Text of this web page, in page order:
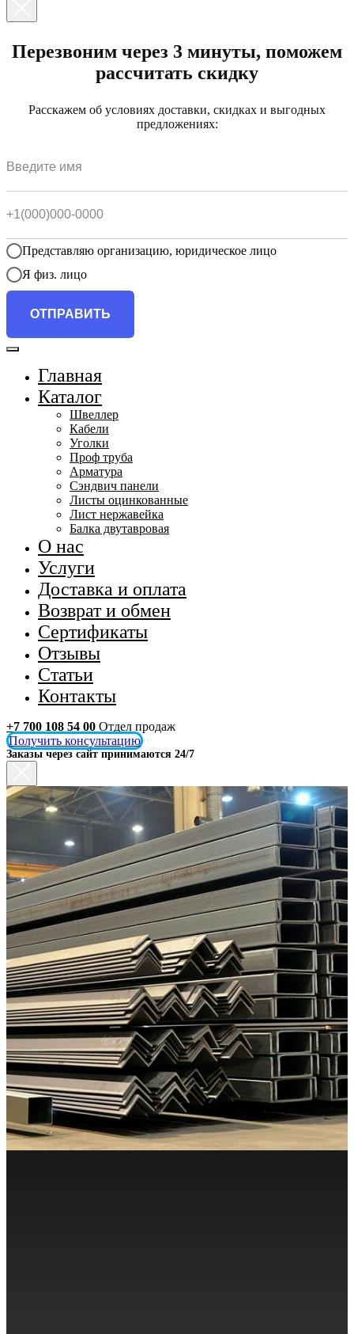
Перезвоним через 3 минуты, поможем
рассчитать скидку
Расскажем об условиях доставки, скидках и выгодных
предложениях:
Представляю организацию, юридическое лицо
Я физ. лицо
ОТПРАВИТЬ
Главная
Каталог
Швеллер
Кабели
Уголки
Проф труба
Арматура
Сэндвич панели
Листы оцинкованные
Лист нержавейка
Балка двутавровая
О нас
Услуги
Доставка и оплата
Возврат и обмен
Сертификаты
Отзывы
Статьи
Контакты
+7 700 108 54 00 Отдел продаж
Получить консультацию
Заказы через сайт принимаются 24/7